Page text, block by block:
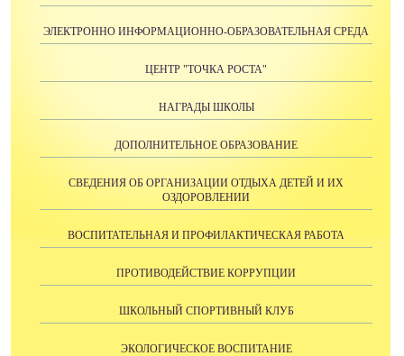
ЭЛЕКТРОННО ИНФОРМАЦИОННО-ОБРАЗОВАТЕЛЬНАЯ СРЕДА
ЦЕНТР "ТОЧКА РОСТА"
НАГРАДЫ ШКОЛЫ
ДОПОЛНИТЕЛЬНОЕ ОБРАЗОВАНИЕ
СВЕДЕНИЯ ОБ ОРГАНИЗАЦИИ ОТДЫХА ДЕТЕЙ И ИХ
ОЗДОРОВЛЕНИИ
ВОСПИТАТЕЛЬНАЯ И ПРОФИЛАКТИЧЕСКАЯ РАБОТА
ПРОТИВОДЕЙСТВИЕ КОРРУПЦИИ
ШКОЛЬНЫЙ СПОРТИВНЫЙ КЛУБ
ЭКОЛОГИЧЕСКОЕ ВОСПИТАНИЕ